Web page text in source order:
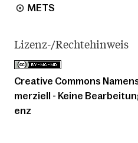
METS
Lizenz-/Rechtehinweis
Creative Commons
merziell - Keine
enz